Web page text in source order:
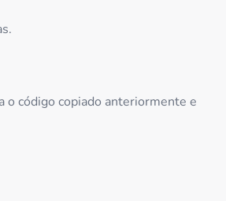
o código copiado anteriormente e